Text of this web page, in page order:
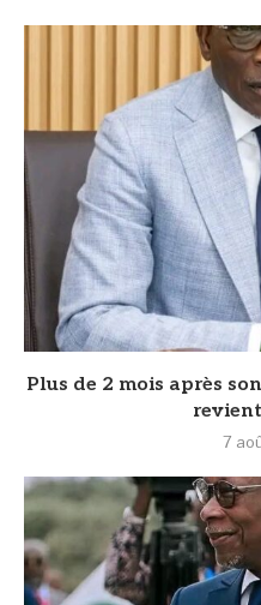
Plus de 2 mois après
7